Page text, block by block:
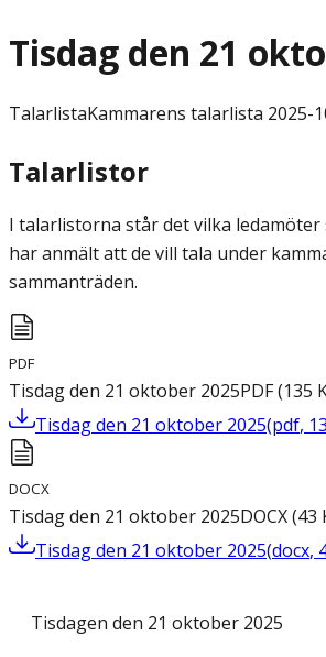
Tisdag den 21
TalarlistaKammarens talarlista 2025-
Talarlistor
I talarlistorna står det vilka
har anmält att de vill tala under
sammanträden.
PDF
Tisdag den 21 oktober 2025PDF(135
Tisdag den 21 oktober 2025(pdf,
DOCX
Tisdag den 21 oktober 2025DOCX(43
Tisdag den 21 oktober 2025(docx,
Tisdagen den 21 oktober 2025